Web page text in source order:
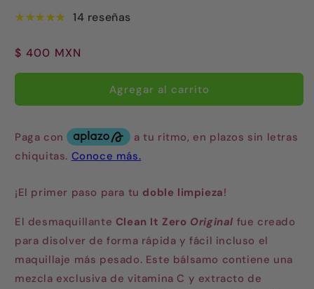
14 reseñas
Precio
habitual
$ 400 MXN
Agregar al carrito
¡El primer paso para tu doble limpieza!
El desmaquillante Clean It Zero Original fue creado
para disolver de forma rápida y fácil incluso el
maquillaje más pesado. Este bálsamo contiene una
mezcla exclusiva de vitamina C y extracto de